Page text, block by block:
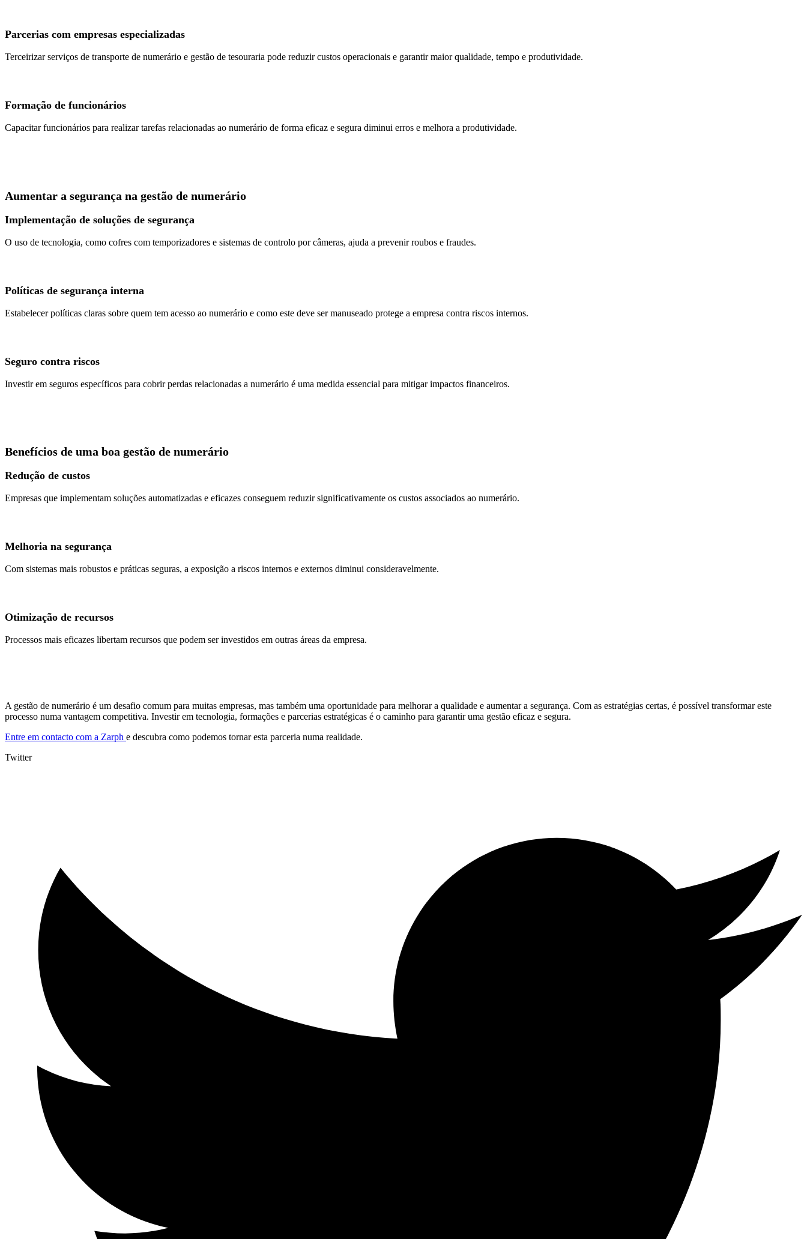
Parcerias com empresas especializadas
Terceirizar serviços de transporte de numerário e gestão de tesouraria pode reduzir custos operacionais e garantir maior qualidade, tempo e produtividade.
Formação de funcionários
Capacitar funcionários para realizar tarefas relacionadas ao numerário de forma eficaz e segura diminui erros e melhora a produtividade.
Aumentar a segurança na gestão de numerário
Implementação de soluções de segurança
O uso de tecnologia, como cofres com temporizadores e sistemas de controlo por câmeras, ajuda a prevenir roubos e fraudes.
Políticas de segurança interna
Estabelecer políticas claras sobre quem tem acesso ao numerário e como este deve ser manuseado protege a empresa contra riscos internos.
Seguro contra riscos
Investir em seguros específicos para cobrir perdas relacionadas a numerário é uma medida essencial para mitigar impactos financeiros.
Benefícios de uma boa gestão de numerário
Redução de custos
Empresas que implementam soluções automatizadas e eficazes conseguem reduzir significativamente os custos associados ao numerário.
Melhoria na segurança
Com sistemas mais robustos e práticas seguras, a exposição a riscos internos e externos diminui consideravelmente.
Otimização de recursos
Processos mais eficazes libertam recursos que podem ser investidos em outras áreas da empresa.
A gestão de numerário é um desafio comum para muitas empresas, mas também uma oportunidade para melhorar a qualidade e aumentar a segurança. Com as estratégias certas, é possível transformar este
processo numa vantagem competitiva. Investir em tecnologia, formações e parcerias estratégicas é o caminho para garantir uma gestão eficaz e segura.
Entre em contacto com a Zarph e descubra como podemos tornar esta parceria numa realidade.
Twitter